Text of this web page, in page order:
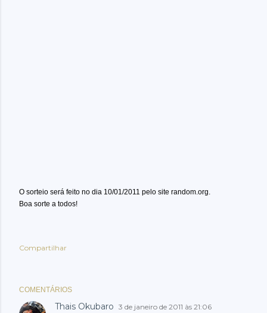
O sorteio será feito no dia 10/01/2011 pelo site random.org.
Boa sorte a todos!
Compartilhar
COMENTÁRIOS
Thais Okubaro 3 de janeiro de 2011 às 21:06